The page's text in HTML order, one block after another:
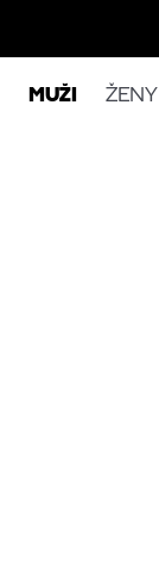
MUŽI ŽENY